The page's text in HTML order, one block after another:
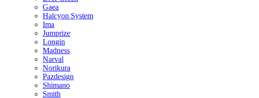
Gaea
Halcyon System
Ima
Jumprize
Longin
Madness
Narval
Norikura
Pazdesign
Shimano
Smith